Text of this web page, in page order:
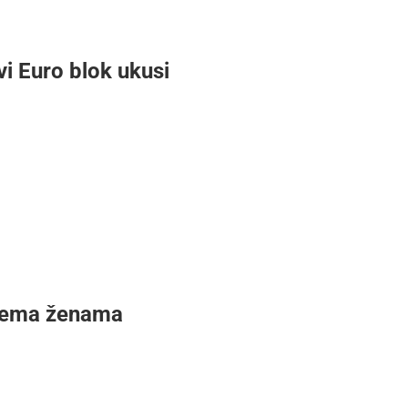
Euro blok ukusi
ženama